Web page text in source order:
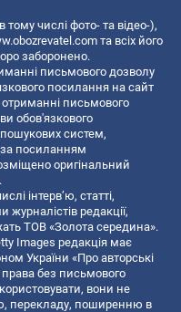
тому числі фото- та відео-),
та всіх його
заборонено.
письмового дозволу
посилання на сайт
отриманні письмового
обов'язкового
систем,
за посиланням
оригінальний
інтерв’ю, статті,
редакції,
ТОВ «Золота середина».
Images редакція має
України «Про авторські
права без письмового
вони не
перекладу, поширенню в